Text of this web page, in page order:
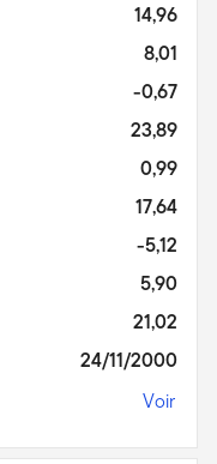
14,96
8,01
-0,67
23,89
0,99
17,64
-5,12
5,90
21,02
24/11/2000
Voir